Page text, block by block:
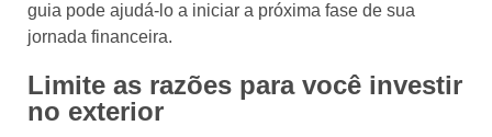
guia pode ajudá-lo a iniciar a próxima fase de sua
jornada financeira.
Limite as razões para você investir
no exterior